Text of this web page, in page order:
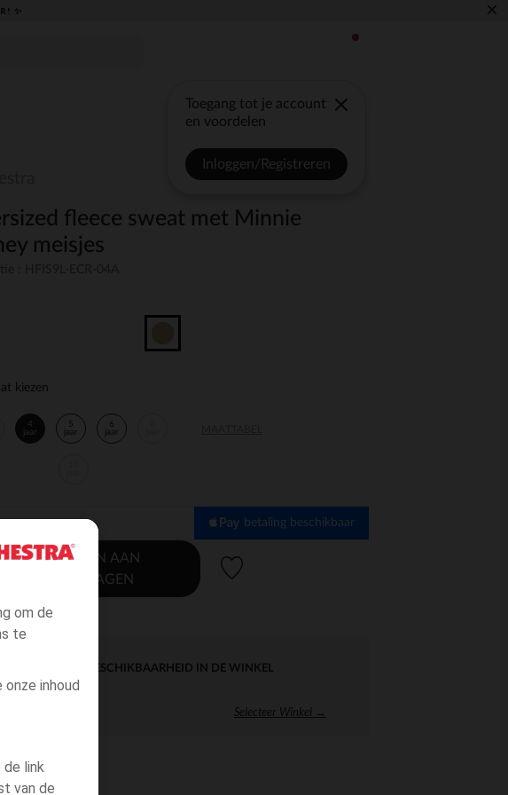
om de
te
inhoud
de link
van de
✨ ×
Toegang tot je account
en voordelen
Inloggen/Registreren
fleece sweat met Minnie
meisjes
kiezen
4
jaar
5
jaar
6
jaar
betaling beschikbaar
TOEVOEGEN AAN
WINKELWAGEN
DIRECTE BESCHIKBAARHEID IN DE WINKEL
Selecteer Winkel →